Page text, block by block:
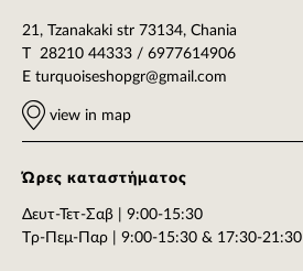
21, Tzanakaki str 73134, Chania
T 28210 44333 / 6977614906
E turquoiseshopgr@gmail.com
view in map
Ώρες καταστήματος
Δευτ-Τετ-Σαβ | 9:00-15:30
Tρ-Πεμ-Παρ | 9:00-15:30 & 17:30-21:30